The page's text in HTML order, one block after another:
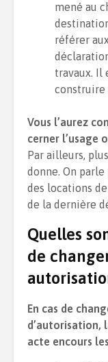
mené au
référer
travaux. Il
construire
Vous l’aurez
cerner l’usage
Par ailleurs,
donne. On
des locations
de la dernière
Quelles
de
En cas de
d’autorisation,
acte encours